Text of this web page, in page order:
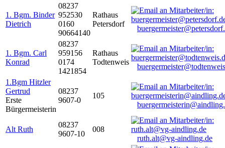
1. Bgm. Binder
Dietrich
08237
952530
0160
90664140
Rathaus
Petersdorf
1. Bgm. Carl
Konrad
08237
959156
0174
1421854
Rathaus
Todtenweis
1.Bgm Hitzler
Gertrud
Erste
Bürgermeisterin
08237
9607-0
105
Alt Ruth
08237
9607-10
008
ruth.alt@vg-aindling.de